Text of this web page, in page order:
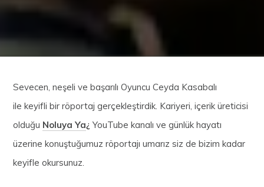
Sevecen, neşeli ve başarılı Oyuncu Ceyda Kasabalı
ile keyifli bir röportaj gerçekleştirdik. Kariyeri, içerik üreticisi
olduğu Noluya Ya¿YouTube kanalı ve günlük hayatı
üzerine konuştuğumuz röportajı umarız siz de bizim kadar
keyifle okursunuz.